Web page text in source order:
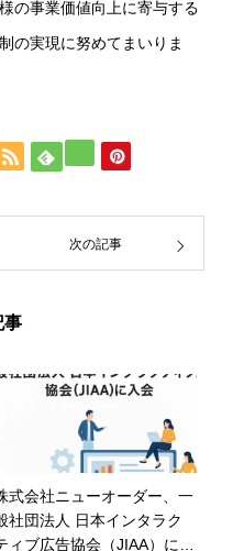
の事業価値向上に寄与する
の実現に努めてまいりま
次の記事
事
式会社ニューオーダー、一
社団法人 日本インタラク
ィブ広告協会（JIAA）に入